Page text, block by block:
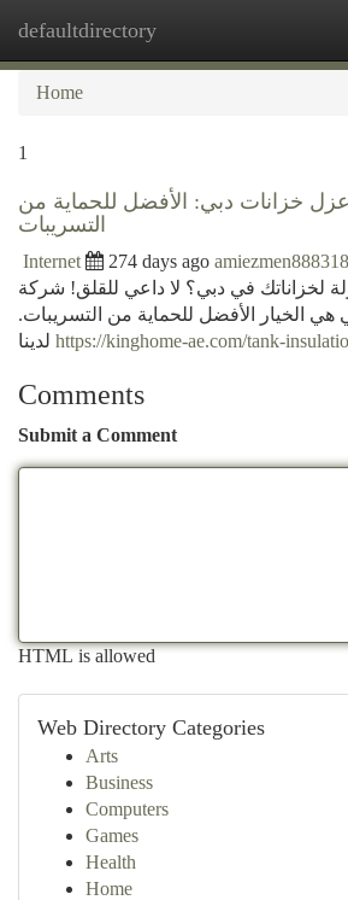
defaultdirectory
Home
1
خزانات دبي: الأفضل للحماية من
التسريبات
Internet 274 days ago amiezmen888318
لخزاناتك في دبي؟ لا داعي للقلق! شركة
الخيار الأفضل للحماية من التسريبات.
https://kinghome-ae.com/tank-
Comments
Submit a Comment
HTML is allowed
Web Directory Categories
Arts
Business
Computers
Games
Health
Home